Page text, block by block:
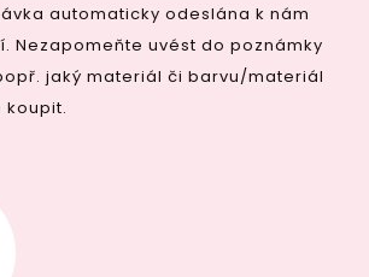
automaticky odeslána k nám
Nezapomeňte uvést do poznámky
jaký materiál či barvu/materiál
koupit.